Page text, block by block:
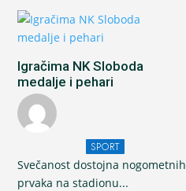
Igračima NK Sloboda
medalje i pehari
SPORT
Svečanost dostojna nogometnih
prvaka na stadionu...